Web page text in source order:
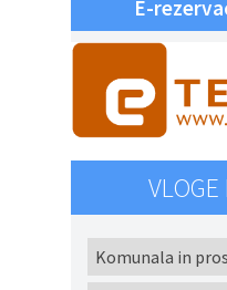
E-
Komunala in